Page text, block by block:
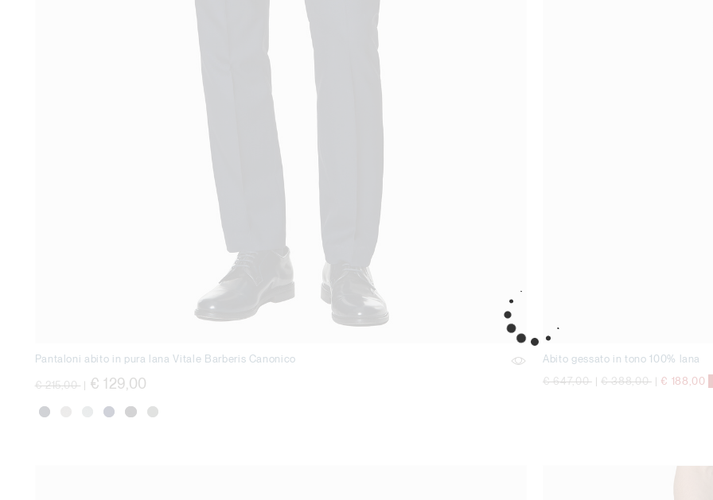
Pantaloni abito in pura lana Vitale Barberis Canonico
Price reduced from
€ 215,00 to| € 129,00
Abito gessato in tono 100% lana
Price reduced from
€ 647,00to
| Price reduced from
€ 388,00to| € 188,00